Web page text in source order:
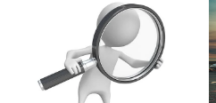
цепями поставок